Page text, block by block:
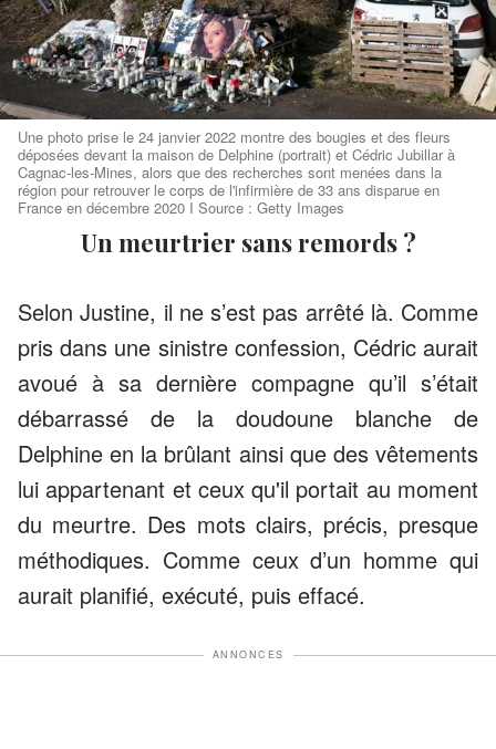
Une photo prise le 24 janvier 2022 montre des bougies et des fleurs
déposées devant la maison de Delphine (portrait) et Cédric Jubillar à
Cagnac-les-Mines, alors que des recherches sont menées dans la
région pour retrouver le corps de l'infirmière de 33 ans disparue en
France en décembre 2020 I Source : Getty Images
Un meurtrier sans remords ?
Selon Justine, il ne s’est pas arrêté là. Comme
pris dans une sinistre confession, Cédric aurait
avoué à sa dernière compagne qu’il s’était
débarrassé de la doudoune blanche de
Delphine en la brûlant ainsi que des vêtements
lui appartenant et ceux qu'il portait au moment
du meurtre. Des mots clairs, précis, presque
méthodiques. Comme ceux d’un homme qui
aurait planifié, exécuté, puis effacé.
ANNONCES